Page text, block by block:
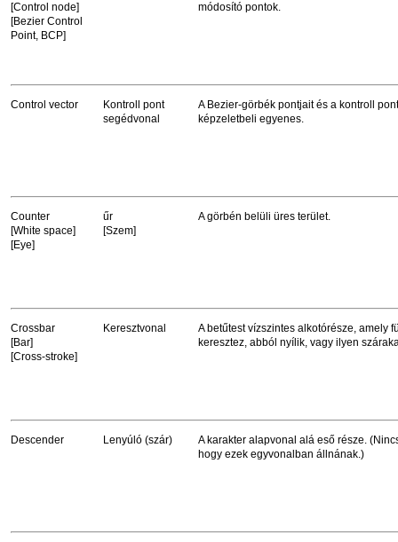
[Control node]
[Bezier Control
Point, BCP]
módosító pontok.
Control vector
Kontroll pont
segédvonal
A Bezier-görbék pontjait és a kontroll
képzeletbeli egyenes.
Counter
[White space]
[Eye]
űr
[Szem]
A görbén belüli üres terület.
Crossbar
[Bar]
[Cross-stroke]
Keresztvonal
A betűtest vízszintes alkotórésze, amely
keresztez, abból nyílik, vagy ilyen
Descender Lenyúló (szár)
A karakter alapvonal alá eső része.
hogy ezek egyvonalban állnának.)